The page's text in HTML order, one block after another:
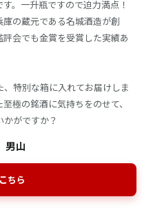
。一升瓶ですので迫力満点！
の蔵元である名城酒造が創
会でも金賞を受賞した実績あ
特別な箱に入れてお届けしま
極の銘酒に気持ちをのせて、
がですか？
男山
ちら